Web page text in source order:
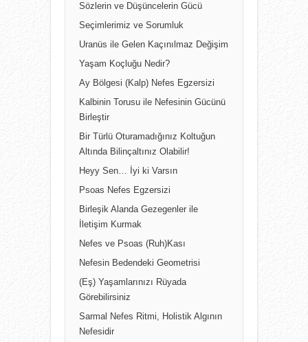
Sözlerin ve Düşüncelerin Gücü
Seçimlerimiz ve Sorumluk
Uranüs ile Gelen Kaçınılmaz Değişim
Yaşam Koçluğu Nedir?
Ay Bölgesi (Kalp) Nefes Egzersizi
Kalbinin Torusu ile Nefesinin Gücünü
Birleştir
Bir Türlü Oturamadığınız Koltuğun
Altında Bilinçaltınız Olabilir!
Heyy Sen… İyi ki Varsın
Psoas Nefes Egzersizi
Birleşik Alanda Gezegenler ile
İletişim Kurmak
Nefes ve Psoas (Ruh)Kası
Nefesin Bedendeki Geometrisi
(Eş) Yaşamlarınızı Rüyada
Görebilirsiniz
Sarmal Nefes Ritmi, Holistik Algının
Nefesidir